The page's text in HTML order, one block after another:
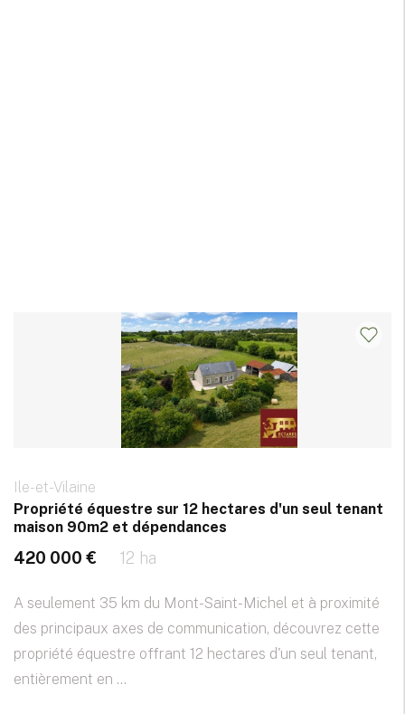
Ile-et-Vilaine
Propriété équestre sur 12 hectares d'un seul tenant
maison 90m2 et dépendances
420 000 € 12 ha
A seulement 35 km du Mont-Saint-Michel et à proximité
des principaux axes de communication, découvrez cette
propriété équestre offrant 12 hectares d'un seul tenant,
entièrement en ...